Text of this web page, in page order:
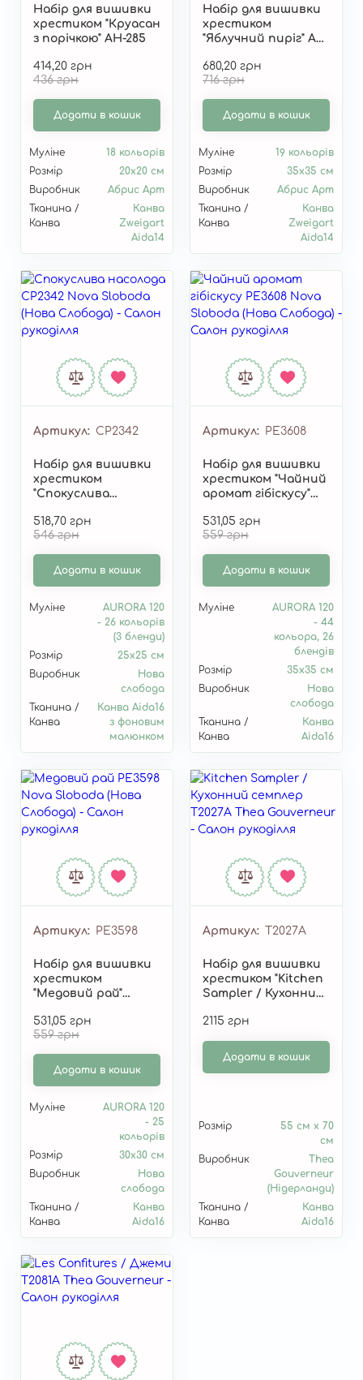
Набір для вишивки
хрестиком "Круасан
з порічкою" AH-285
414,20 грн
436 грн
Додати в кошик
Муліне
18 кольорів
Розмір
20x20 см
Виробник
Абрис Арт
Тканина /
Канва
Канва
Zweigart
Aida14
Набір для вишивки
хрестиком
"Яблучний пиріг" AH-
680,20 грн
716 грн
Додати в кошик
Муліне
19 кольорів
Розмір
35x35 см
Виробник
Абрис Арт
Тканина /
Канва
Канва
Zweigart
Aida14
Артикул СР2342
Набір для вишивки
хрестиком
"Спокуслива
518,70 грн
546 грн
Додати в кошик
Муліне
AURORA 120
- 26 кольорів
(3 бленди)
Розмір
25х25 см
Виробник
Нова
слобода
Тканина /
Канва
Канва Aida16
з фоновим
малюнком
Артикул РЕ3608
Набір для вишивки
хрестиком "Чайний
аромат гібіскусу"
531,05 грн
559 грн
Додати в кошик
Муліне
AURORA 120
- 44
кольора, 26
блендів
Розмір
35х35 см
Виробник
Нова
слобода
Тканина /
Канва
Канва
Aida16
Артикул РЕ3598
Набір для вишивки
хрестиком
"Медовий рай"
531,05 грн
559 грн
Додати в кошик
Муліне
AURORA 120
- 25
кольорів
Розмір
30х30 см
Виробник
Нова
слобода
Тканина /
Канва
Канва
Aida16
Артикул T2027A
Набір для вишивки
хрестиком "Kitchen
Sampler / Кухонний
2115 грн
Додати в кошик
Розмір
55 см x 70
см
Виробник
Thea
Gouverneur
(Нідерланди)
Тканина /
Канва
Канва
Aida16